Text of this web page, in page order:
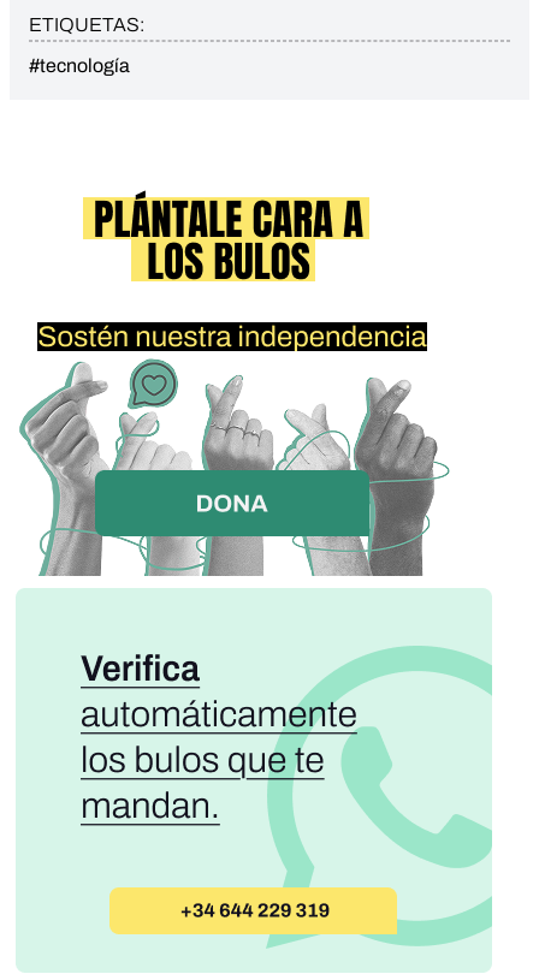
ETIQUETAS:
#tecnología